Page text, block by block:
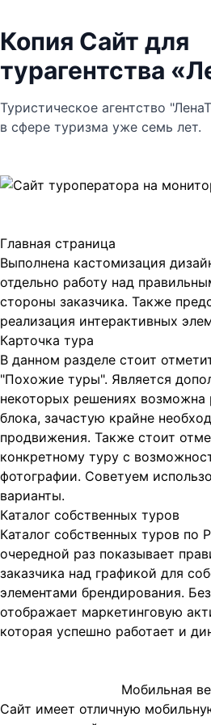
Копия Сайт для
турагентства
Туристическое агентство
в сфере туризма уже семь лет.
Главная страница
Выполнена кастомизация
отдельно работу над
стороны заказчика. Также
реализация интерактивных
Карточка тура
В данном разделе стоит
"Похожие туры". Является
некоторых решениях возможна
блока, зачастую крайне
продвижения. Также стоит
конкретному туру с
фотографии. Советуем
варианты.
Каталог собственных туров
Каталог собственных туров по
очередной раз показывает
заказчика над графикой для
элементами брендирования.
отображает маркетинговую
которая успешно работает и
Мобильная
Сайт имеет отличную